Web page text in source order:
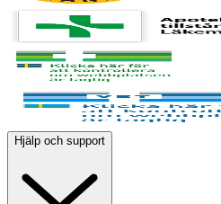
Hjälp och support